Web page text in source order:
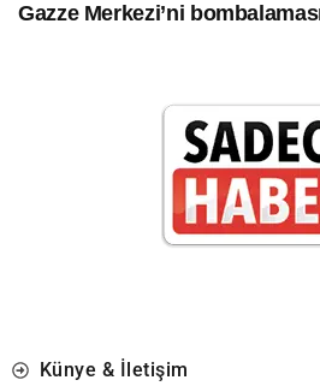
Gazze Merkezi’ni
Künye & İletişim